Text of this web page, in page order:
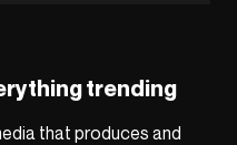
trending
that produces and